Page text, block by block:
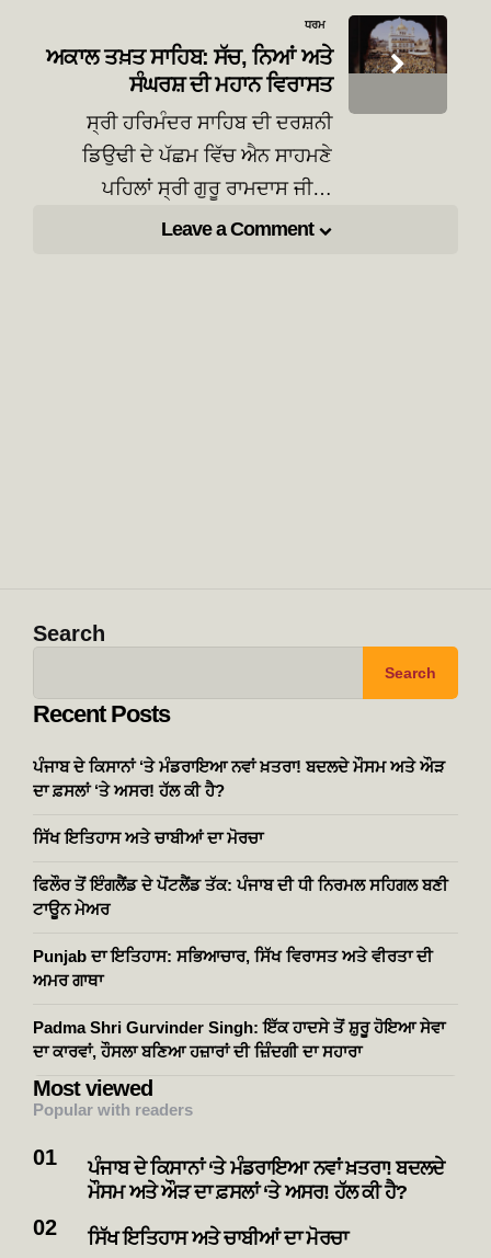
ਧਰਮ
ਅਕਾਲ ਤਖ਼ਤ ਸਾਹਿਬ: ਸੱਚ, ਨਿਆਂ ਅਤੇ
ਸੰਘਰਸ਼ ਦੀ ਮਹਾਨ ਵਿਰਾਸਤ
ਸ੍ਰੀ ਹਰਿਮੰਦਰ ਸਾਹਿਬ ਦੀ ਦਰਸ਼ਨੀ
ਡਿਉਢੀ ਦੇ ਪੱਛਮ ਵਿੱਚ ਐਨ ਸਾਹਮਣੇ
ਪਹਿਲਾਂ ਸ੍ਰੀ ਗੁਰੂ ਰਾਮਦਾਸ ਜੀ…
Leave a Comment
Search
Search
Recent Posts
ਪੰਜਾਬ ਦੇ ਕਿਸਾਨਾਂ ‘ਤੇ ਮੰਡਰਾਇਆ ਨਵਾਂ ਖ਼ਤਰਾ! ਬਦਲਦੇ ਮੌਸਮ ਅਤੇ ਔੜ
ਦਾ ਫ਼ਸਲਾਂ ‘ਤੇ ਅਸਰ! ਹੱਲ ਕੀ ਹੈ?
ਸਿੱਖ ਇਤਿਹਾਸ ਅਤੇ ਚਾਬੀਆਂ ਦਾ ਮੋਰਚਾ
ਫਿਲੌਰ ਤੋਂ ਇੰਗਲੈਂਡ ਦੇ ਪੋਂਟਲੈਂਡ ਤੱਕ: ਪੰਜਾਬ ਦੀ ਧੀ ਨਿਰਮਲ ਸਹਿਗਲ ਬਣੀ
ਟਾਊਨ ਮੇਅਰ
Punjab ਦਾ ਇਤਿਹਾਸ: ਸਭਿਆਚਾਰ, ਸਿੱਖ ਵਿਰਾਸਤ ਅਤੇ ਵੀਰਤਾ ਦੀ
ਅਮਰ ਗਾਥਾ
Padma Shri Gurvinder Singh: ਇੱਕ ਹਾਦਸੇ ਤੋਂ ਸ਼ੁਰੂ ਹੋਇਆ ਸੇਵਾ
ਦਾ ਕਾਰਵਾਂ, ਹੌਸਲਾ ਬਣਿਆ ਹਜ਼ਾਰਾਂ ਦੀ ਜ਼ਿੰਦਗੀ ਦਾ ਸਹਾਰਾ
Most viewed
Popular with readers
ਪੰਜਾਬ ਦੇ ਕਿਸਾਨਾਂ ‘ਤੇ ਮੰਡਰਾਇਆ ਨਵਾਂ ਖ਼ਤਰਾ! ਬਦਲਦੇ
ਮੌਸਮ ਅਤੇ ਔੜ ਦਾ ਫ਼ਸਲਾਂ ‘ਤੇ ਅਸਰ! ਹੱਲ ਕੀ ਹੈ?
ਸਿੱਖ ਇਤਿਹਾਸ ਅਤੇ ਚਾਬੀਆਂ ਦਾ ਮੋਰਚਾ